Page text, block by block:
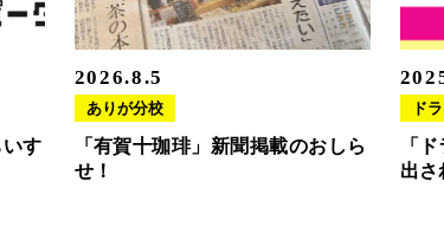
す
2026.8.5
ありが分校
「有賀十珈琲」新聞掲載のおしら
せ！
ドラ
「
出さ